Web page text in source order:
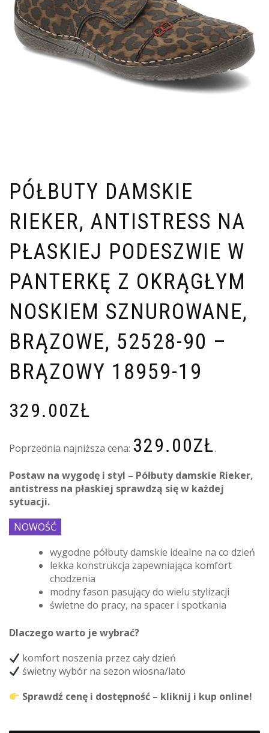
PÓŁBUTY DAMSKIE
RIEKER, ANTISTRESS NA
PŁASKIEJ PODESZWIE W
PANTERKĘ Z OKRĄGŁYM
NOSKIEM SZNUROWANE,
BRĄZOWE, 52528-90 –
BRĄZOWY 18959-19
329.00ZŁ
Poprzednia najniższa cena: 329.00ZŁ.
Postaw na wygodę i styl – Półbuty damskie Rieker,
antistress na płaskiej sprawdzą się w każdej
sytuacji.
NOWOŚĆ
wygodne półbuty damskie idealne na co dzień
lekka konstrukcja zapewniająca komfort
chodzenia
modny fason pasujący do wielu stylizacji
świetne do pracy, na spacer i spotkania
Dlaczego warto je wybrać?
komfort noszenia przez cały dzień
świetny wybór na sezon wiosna/lato
Sprawdź cenę i dostępność – kliknij i kup online!